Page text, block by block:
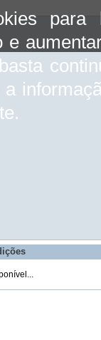
para
e
a